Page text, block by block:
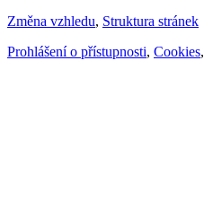
Změna vzhledu, Struktura stránek
Prohlášení o přístupnosti, Cookies,